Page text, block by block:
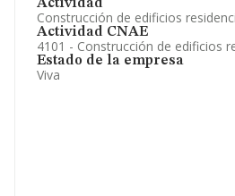
Actividad
Construcción de edificios
Actividad CNAE
4101 - Construcción de edificios
Estado de la empresa
Viva